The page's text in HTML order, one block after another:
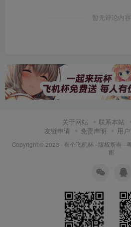
暂无评论内容
关于网站 联系本站
友链申请
免责声明 用
Copyright © 2023 · 有个飞机杯 · 版权所有 ·
图